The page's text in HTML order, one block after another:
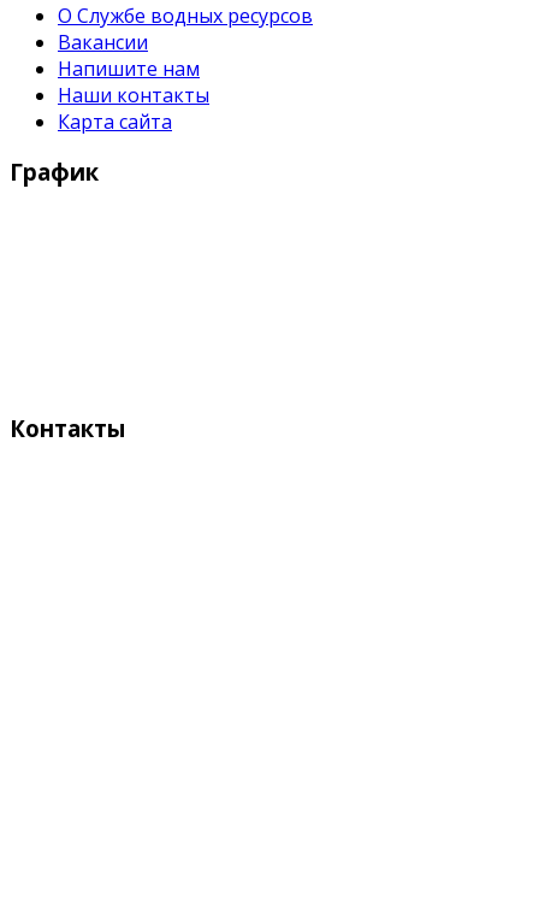
О Службе водных ресурсов
Вакансии
Напишите нам
Наши контакты
Карта сайта
График
Контакты